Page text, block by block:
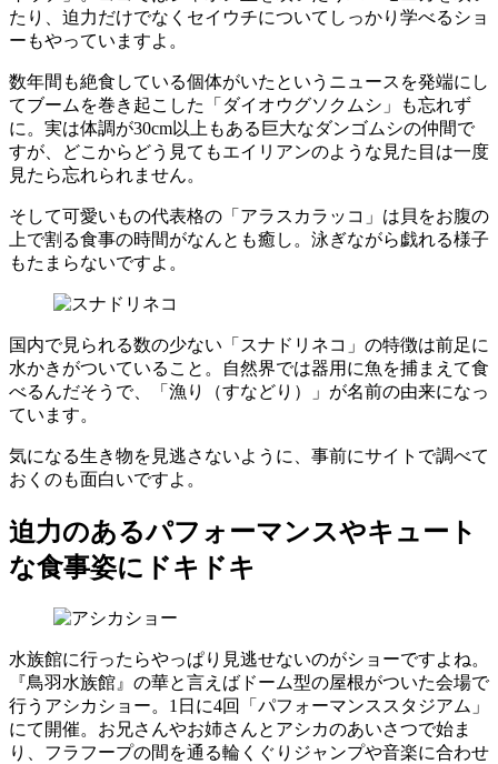
たり、迫力だけでなくセイウチについてしっかり学べるショ
ーもやっていますよ。
数年間も絶食している個体がいたというニュースを発端にし
てブームを巻き起こした「ダイオウグソクムシ」も忘れず
に。実は体調が30cm以上もある巨大なダンゴムシの仲間で
すが、どこからどう見てもエイリアンのような見た目は一度
見たら忘れられません。
そして可愛いもの代表格の「アラスカラッコ」は貝をお腹の
上で割る食事の時間がなんとも癒し。泳ぎながら戯れる様子
もたまらないですよ。
国内で見られる数の少ない「スナドリネコ」の特徴は前足に
水かきがついていること。自然界では器用に魚を捕まえて食
べるんだそうで、「漁り（すなどり）」が名前の由来になっ
ています。
気になる生き物を見逃さないように、事前にサイトで調べて
おくのも面白いですよ。
迫力のあるパフォーマンスやキュート
な食事姿にドキドキ
水族館に行ったらやっぱり見逃せないのがショーですよね。
『鳥羽水族館』の華と言えばドーム型の屋根がついた会場で
行うアシカショー。1日に4回「パフォーマンススタジアム」
にて開催。お兄さんやお姉さんとアシカのあいさつで始ま
り、フラフープの間を通る輪くぐりジャンプや音楽に合わせ